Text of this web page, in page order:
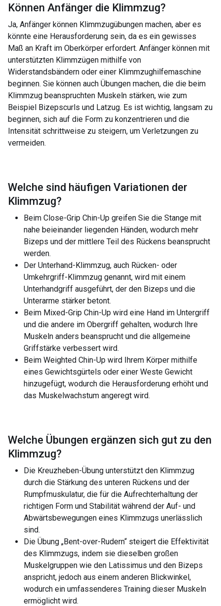
Können Anfänger die Klimmzug?
Ja, Anfänger können Klimmzugübungen machen, aber es
könnte eine Herausforderung sein, da es ein gewisses
Maß an Kraft im Oberkörper erfordert. Anfänger können mit
unterstützten Klimmzügen mithilfe von
Widerstandsbändern oder einer Klimmzughilfemaschine
beginnen. Sie können auch Übungen machen, die die beim
Klimmzug beanspruchten Muskeln stärken, wie zum
Beispiel Bizepscurls und Latzug. Es ist wichtig, langsam zu
beginnen, sich auf die Form zu konzentrieren und die
Intensität schrittweise zu steigern, um Verletzungen zu
vermeiden.
Welche sind häufigen Variationen der
Klimmzug?
Beim Close-Grip Chin-Up greifen Sie die Stange mit
nahe beieinander liegenden Händen, wodurch mehr
Bizeps und der mittlere Teil des Rückens beansprucht
werden.
Der Unterhand-Klimmzug, auch Rücken- oder
Umkehrgriff-Klimmzug genannt, wird mit einem
Unterhandgriff ausgeführt, der den Bizeps und die
Unterarme stärker betont.
Beim Mixed-Grip Chin-Up wird eine Hand im Untergriff
und die andere im Obergriff gehalten, wodurch Ihre
Muskeln anders beansprucht und die allgemeine
Griffstärke verbessert wird.
Beim Weighted Chin-Up wird Ihrem Körper mithilfe
eines Gewichtsgürtels oder einer Weste Gewicht
hinzugefügt, wodurch die Herausforderung erhöht und
das Muskelwachstum angeregt wird.
Welche Übungen ergänzen sich gut zu den
Klimmzug?
Die Kreuzheben-Übung unterstützt den Klimmzug
durch die Stärkung des unteren Rückens und der
Rumpfmuskulatur, die für die Aufrechterhaltung der
richtigen Form und Stabilität während der Auf- und
Abwärtsbewegungen eines Klimmzugs unerlässlich
sind.
Die Übung „Bent-over-Rudern“ steigert die Effektivität
des Klimmzugs, indem sie dieselben großen
Muskelgruppen wie den Latissimus und den Bizeps
anspricht, jedoch aus einem anderen Blickwinkel,
wodurch ein umfassenderes Training dieser Muskeln
ermöglicht wird.